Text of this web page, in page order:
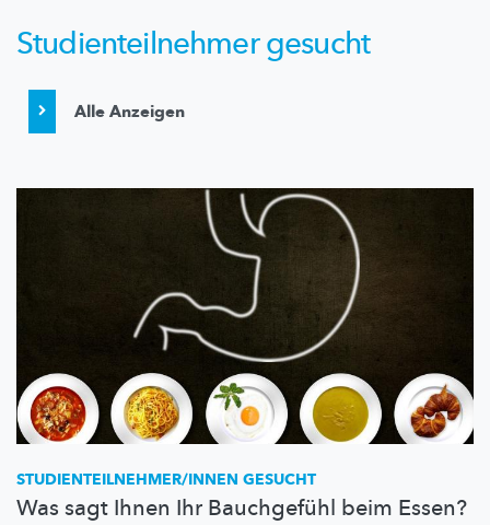
Studienteilnehmer gesucht
Alle Anzeigen
STUDIENTEILNEHMER/INNEN GESUCHT
Was sagt Ihnen Ihr Bauchgefühl beim Essen?